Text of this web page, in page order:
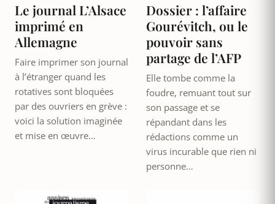
Le journal L’Alsace
imprimé en
Allemagne
Faire imprimer son journal
à l’étranger quand les
rotatives sont bloquées
par des ouvriers en grève :
voici la solution imaginée
et mise en œuvre…
Dossier : l’affaire
Gourévitch, ou le
pouvoir sans
partage de l’AFP
Elle tombe comme la
foudre, remuant tout sur
son passage et se
répandant dans les
rédactions comme un
virus incurable que rien ni
personne…